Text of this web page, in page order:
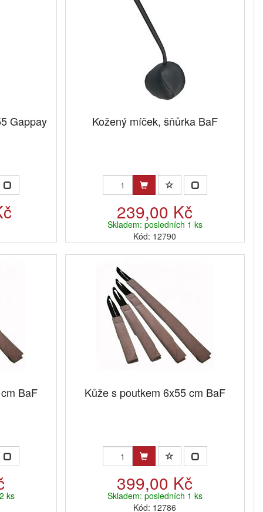
Gappay Kožený míček, šňůrka BaF
239,00 Kč
Skladem: posledních 1 ks
Kód: 12790
BaF
ks
Kůže s poutkem 6x55 cm BaF
399,00 Kč
Skladem: posledních 1 ks
Kód: 12786